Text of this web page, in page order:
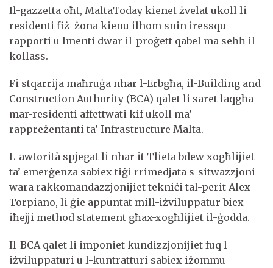
Il-gazzetta oħt, MaltaToday kienet żvelat ukoll li
residenti fiż-żona kienu ilhom snin iressqu
rapporti u lmenti dwar il-proġett qabel ma seħħ il-
kollass.
Fi stqarrija maħruġa nhar l-Erbgħa, il-Building and
Construction Authority (BCA) qalet li saret laqgħa
mar-residenti affettwati kif ukoll ma’
rappreżentanti ta’ Infrastructure Malta.
L-awtorità spjegat li nhar it-Tlieta bdew xogħlijiet
ta’ emerġenza sabiex tiġi rrimedjata s-sitwazzjoni
wara rakkomandazzjonijiet tekniċi tal-perit Alex
Torpiano, li ġie appuntat mill-iżviluppatur biex
iħejji method statement għax-xogħlijiet il-ġodda.
Il-BCA qalet li imponiet kundizzjonijiet fuq l-
iżviluppaturi u l-kuntratturi sabiex iżommu